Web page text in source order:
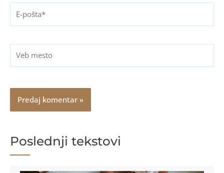
pošta*
mesto
Poslednji tekstovi